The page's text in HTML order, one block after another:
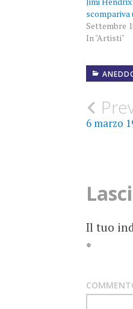
scompariva
Settembre
In "Artisti"
ROCK
6 marzo
Il tuo
*